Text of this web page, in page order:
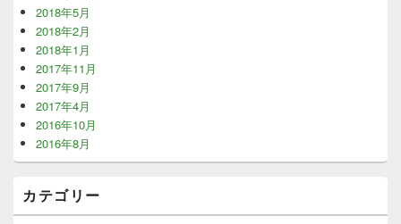
2018年5月
2018年2月
2018年1月
2017年11月
2017年9月
2017年4月
2016年10月
2016年8月
カテゴリー